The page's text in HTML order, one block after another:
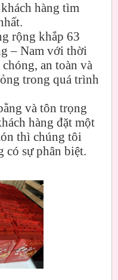
hàng tìm
rộng khắp 63
– Nam với thời
an toàn và
trong quá trình
và tôn trọng
hàng đặt một
thì chúng tôi
có sự phân biệt.